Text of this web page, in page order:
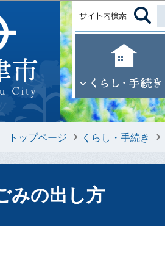
トップページ くらし・手続き
みの出し方